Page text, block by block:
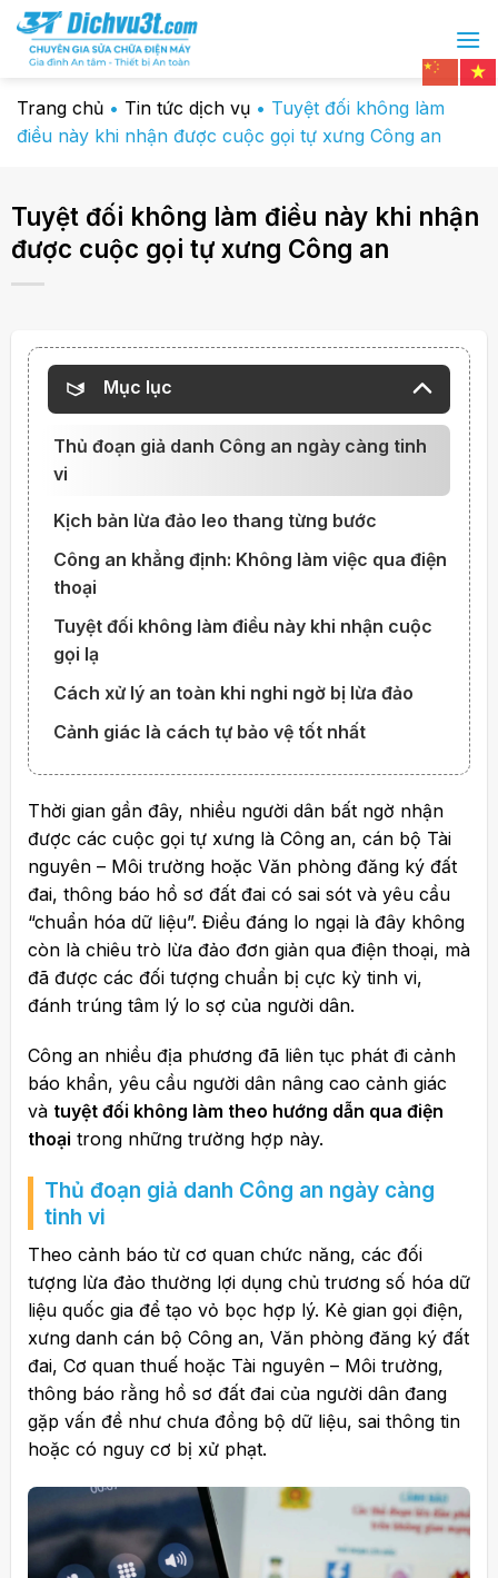
Chuyển
đến
dung
Trang chủ • Tin tức dịch vụ • Tuyệt đối không làm
điều này khi nhận được cuộc gọi tự xưng Công an
Tuyệt đối không làm điều này khi nhận
được cuộc gọi tự xưng Công an
Mục lục
Thủ đoạn giả danh Công an ngày càng tinh
vi
Kịch bản lừa đảo leo thang từng bước
Công an khẳng định: Không làm việc qua điện
thoại
Tuyệt đối không làm điều này khi nhận cuộc
gọi lạ
Cách xử lý an toàn khi nghi ngờ bị lừa đảo
Cảnh giác là cách tự bảo vệ tốt nhất
Thời gian gần đây, nhiều người dân bất ngờ nhận
được các cuộc gọi tự xưng là Công an, cán bộ Tài
nguyên – Môi trường hoặc Văn phòng đăng ký đất
đai, thông báo hồ sơ đất đai có sai sót và yêu cầu
“chuẩn hóa dữ liệu”. Điều đáng lo ngại là đây không
còn là chiêu trò lừa đảo đơn giản qua điện thoại, mà
đã được các đối tượng chuẩn bị cực kỳ tinh vi,
đánh trúng tâm lý lo sợ của người dân.
Công an nhiều địa phương đã liên tục phát đi cảnh
báo khẩn, yêu cầu người dân nâng cao cảnh giác
và tuyệt đối không làm theo hướng dẫn qua điện
thoại trong những trường hợp này.
Thủ đoạn giả danh Công an ngày càng
tinh vi
Theo cảnh báo từ cơ quan chức năng, các đối
tượng lừa đảo thường lợi dụng chủ trương số hóa dữ
liệu quốc gia để tạo vỏ bọc hợp lý. Kẻ gian gọi điện,
xưng danh cán bộ Công an, Văn phòng đăng ký đất
đai, Cơ quan thuế hoặc Tài nguyên – Môi trường,
thông báo rằng hồ sơ đất đai của người dân đang
gặp vấn đề như chưa đồng bộ dữ liệu, sai thông tin
hoặc có nguy cơ bị xử phạt.